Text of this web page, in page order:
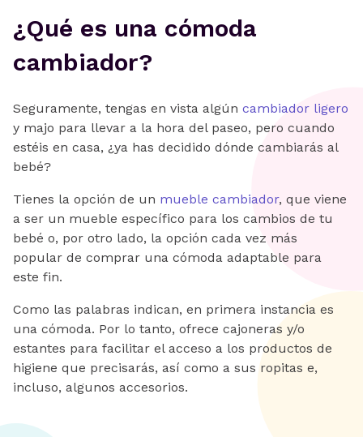
¿Qué es una cómoda
cambiador?
Seguramente, tengas en vista algún cambiador ligero
y majo para llevar a la hora del paseo, pero cuando
estéis en casa, ¿ya has decidido dónde cambiarás al
bebé?
Tienes la opción de un mueble cambiador, que viene
a ser un mueble específico para los cambios de tu
bebé o, por otro lado, la opción cada vez más
popular de comprar una cómoda adaptable para
este fin.
Como las palabras indican, en primera instancia es
una cómoda. Por lo tanto, ofrece cajoneras y/o
estantes para facilitar el acceso a los productos de
higiene que precisarás, así como a sus ropitas e,
incluso, algunos accesorios.